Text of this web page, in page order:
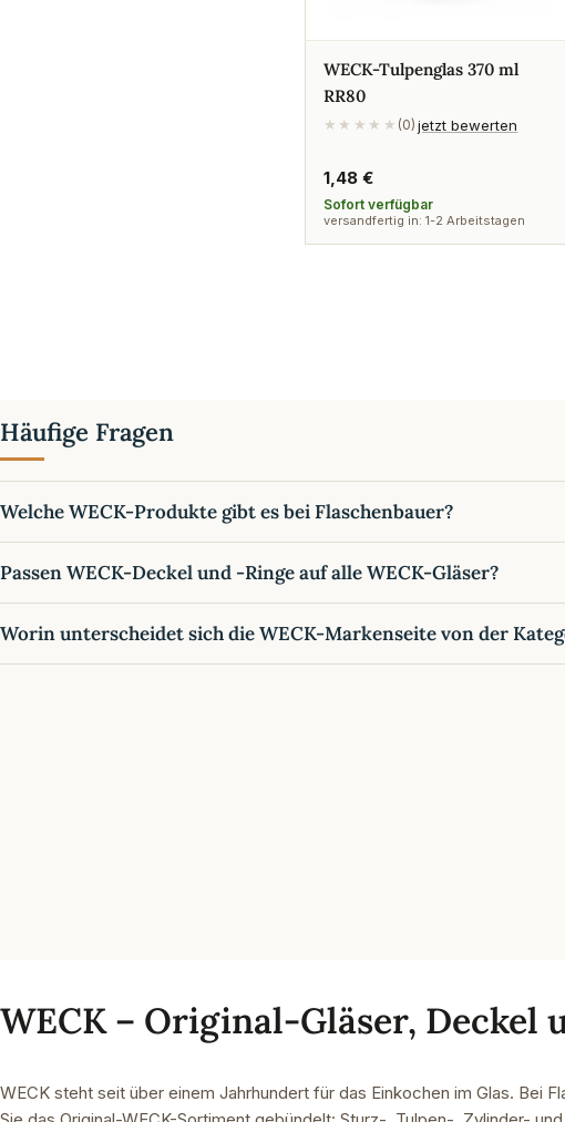
WECK-Tulpenglas 370 ml
RR80
★★★★★ (0) jetzt bewerten
Regulärer
Preis
1,48 €
Sofort verfügbar
versandfertig in: 1-2 Arbeitstagen
Häufige Fragen
Welche WECK-Produkte gibt es bei Flaschenbauer?
Passen WECK-Deckel und -Ringe auf alle WECK-Gläser?
Worin unterscheidet sich die WECK-Markenseite von der
WECK – Original-Gläser,
WECK steht seit über einem Jahrhundert für das Einkochen im Glas. Bei